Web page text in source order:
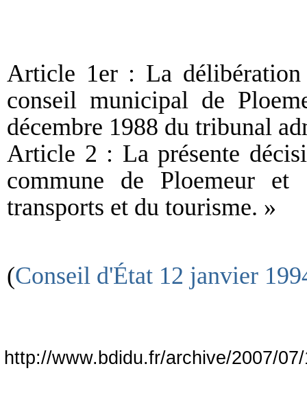
Article 1er : La délibération
conseil municipal de
décembre 1988 du tribunal
Article 2 : La présente
commune de Ploemeur
transports et du tourisme. »
(Conseil d'État 12 janvier
http://www.bdidu.fr/archive/2007/